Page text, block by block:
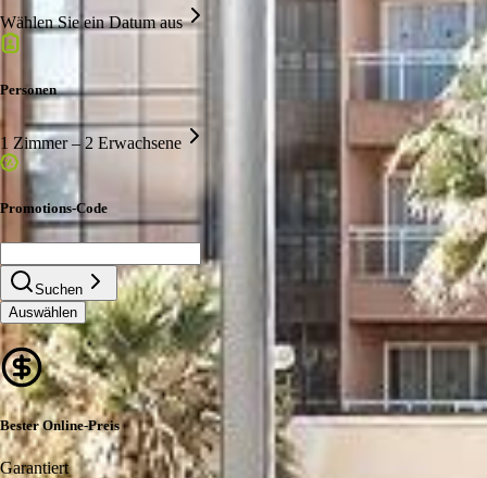
Wählen Sie ein Datum aus
Personen
1 Zimmer – 2 Erwachsene
Promotions-Code
Suchen
Auswählen
Bester Online-Preis
Garantiert